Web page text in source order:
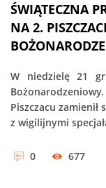
ŚWIĄTECZNA
NA 2.
W niedzielę 21
Piszczacu
z wigilijnymi
0 677